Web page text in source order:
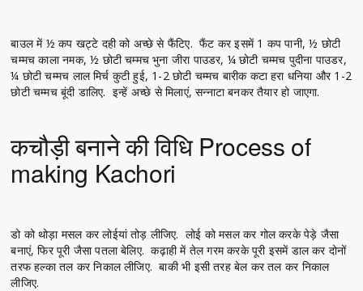
बाउल में ½ कप खट्टे दही को अच्छे से फैंटिए. फैंट कर इसमें 1 कप पानी, ½ छोटी
चम्मच काला नमक, ½ छोटी चम्मच भुना जीरा पाउडर, ¼ छोटी चम्मच पुदीना पाउडर,
¼ छोटी चम्मच लाल मिर्च कुटी हुई, 1-2 छोटी चम्मच बारीक कटा हरा धनिया और 1-2
छोटी चम्मच बूंदी डालिए. इन्हें अच्छे से मिलाएं, सन्नाटा बनकर तैयार हो जाएगा.
कचौड़ी बनाने की विधि Process of
making Kachori
डो को थोड़ा मसल कर लोईयां तोड़ लीजिए. लोई को मसल कर गोल करके पेड़े जैसा
बनाएं, फिर पूरी जैसा पतला बेलिए. कढ़ाही में तेल गरम करके पूरी इसमें डाल कर दोनों
तरफ हल्का तल कर निकाल लीजिए. बाकी भी इसी तरह बेल कर तल कर निकाल
लीजिए.